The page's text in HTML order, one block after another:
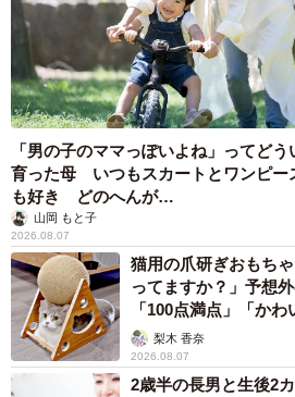
「男の子のママっぽいよね」ってど
育った母 いつもスカートとワンピー
も好き どのへんが…
山岡 もと子
2026.08.07
猫用の爪研ぎおもち
ってますか？」予想
「100点満点」「かわ
梨木 香奈
2026.08.07
2歳半の長男と生後2